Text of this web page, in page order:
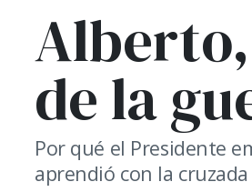
de la
Por qué el Presidente
aprendió con la